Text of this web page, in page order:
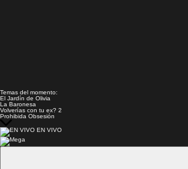
Temas del momento:
El Jardín de Olivia
La Baronesa
Volverías con tu ex? 2
Prohibida Obsesión
EN VIVO